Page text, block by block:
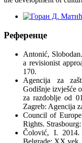
Референце
Antonić,
a revisionist
170.
Agencija za
Godišnje izvješće
za razdoblje od
Zagreb: Agencija
Council of
Rights.
Čolović, I. 2014.
Belgrade: XX vek.